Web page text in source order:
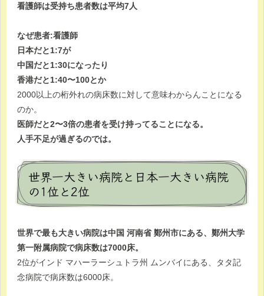
看護師は受持ち患者数は平均7人
なぜ患者:看護師
日本だと1:7が
中国だと1:30になったり
香港だと1:40〜100とか
2000以上の桁外れの病床数に対して意味わからんことになる
のか。
医師だと2〜3倍の患者を受け持ってることになる。
人手不足が過ぎるのでは。
世界一大きい病院と日本一大きい病院
の1位と2位
世界で最も大きい病院は中国 河南省 鄭州市にある、鄭州大学
第一附属病院で病床数は7000床。
2位がインド マハーラーシュトラ州 ムンバイにある、タタ記
念病院で病床数は6000床。